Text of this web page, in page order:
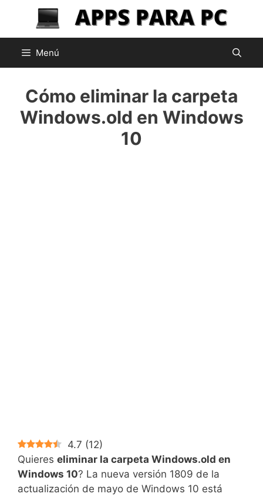
contenido
Menú
Cómo eliminar la carpeta
Windows.old en Windows
10
4.7 (12)
Quieres eliminar la carpeta Windows.old en
Windows 10? La nueva versión 1809 de la
actualización de mayo de Windows 10 está